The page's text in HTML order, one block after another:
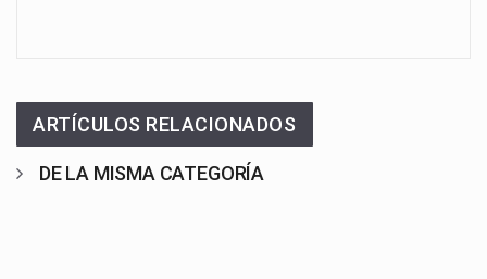
ARTÍCULOS RELACIONADOS
DE LA MISMA CATEGORÍA